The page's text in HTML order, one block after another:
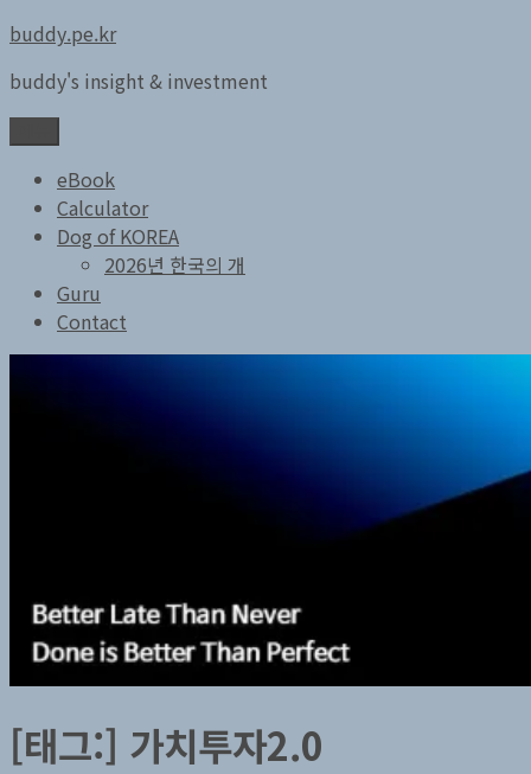
콘
츠
로
바
buddy.pe.kr
buddy's insight & investment
eBook
Calculator
Dog of KOREA
2026년 한국의 개
Guru
Contact
[태그:] 가치투자2.0